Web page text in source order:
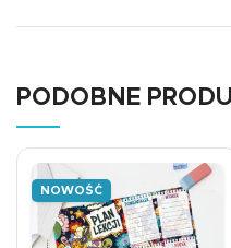
PODOBNE
NOWOŚĆ